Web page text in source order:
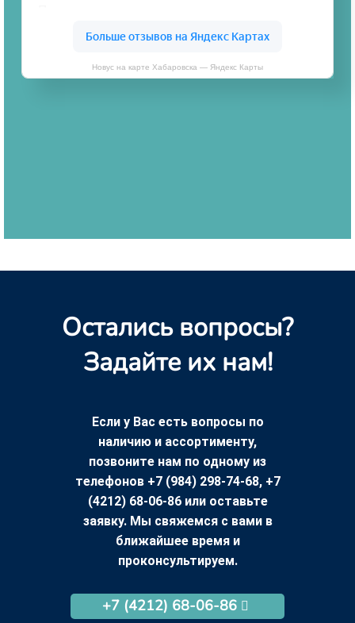
Новус на карте Хабаровска — Яндекс Карты
Остались вопросы?
Задайте их нам!
Если у Вас есть вопросы по
наличию и ассортименту,
позвоните нам по одному из
телефонов +7 (984) 298-74-68, +7
(4212) 68-06-86 или оставьте
заявку. Мы свяжемся с вами в
ближайшее время и
проконсультируем.
+7 (4212) 68-06-86